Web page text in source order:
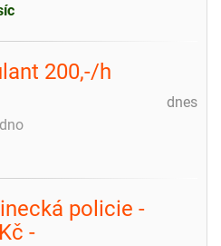
200,-/h
dnes
policie -
-